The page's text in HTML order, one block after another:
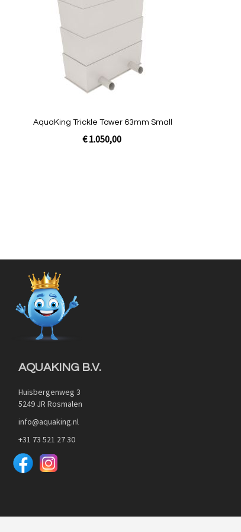
AquaKing Trickle Tower 63mm Small
€ 1.050,00
Quickview
AQUAKING B.V.
Huisbergenweg 3
5249 JR Rosmalen
info@aquaking.nl
+31 73 521 27 30